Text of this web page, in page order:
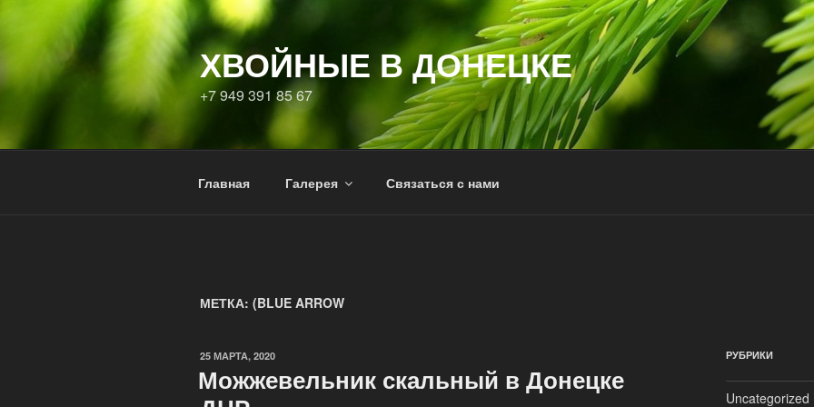
Перейти
содержимому
ХВОЙНЫЕ В ДОНЕЦКЕ
+7 949 391 85 67
Главная Галерея Связаться с нами
МЕТКА: (BLUE ARROW
ОПУБЛИКОВАНО
25 МАРТА, 2020
Можжевельник скальный в Донецке
РУБРИКИ
Uncategorized